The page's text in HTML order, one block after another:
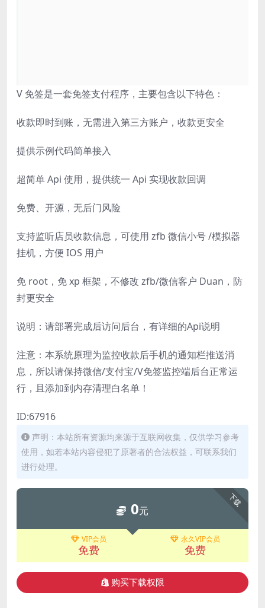
V 免签是一套免签支付程序，主要包含以下特色：
收款即时到账，无需进入第三方账户，收款更安全
提供示例代码简单接入
超简单 Api 使用，提供统一 Api 实现收款回调
免费、开源，无后门风险
支持监听店员收款信息，可使用 zfb 微信小号 /模拟器
挂机，方便 IOS 用户
免 root，免 xp 框架，不修改 zfb/微信客户 Duan，防
封更安全
说明：请部署完成后访问后台，有详细的Api说明
注意：本系统原理为监控收款后手机的通知栏推送消
息，所以请保持微信/支付宝/V免签监控端后台正常运
行，且添加到内存清理白名单！
ID:67916
声明：本站所有资源均来源于互联网收集，仅供学习参考
使用，如若本站内容侵犯了原著者的合法权益，可联系我们
进行处理。
下载
0元
VIP会员
免费
永久VIP会员
免费
购买下载权限